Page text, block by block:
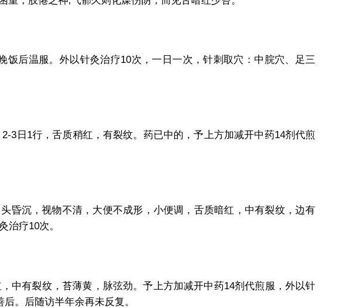
后温服。外以针灸治疗10次，一日一次，针刺取穴：中脘穴、足三
日1行，舌质稍红，有裂纹。药已中的，予上方加减开中药14剂代煎
头昏沉，视物不清，大便不成形，小便调，舌质暗红，中有裂纹，边有
治疗10次。
有裂纹，苔薄黄，脉弦劲。予上方加减开中药14剂代煎服，外以针
善后。后随访半年余再未反复。